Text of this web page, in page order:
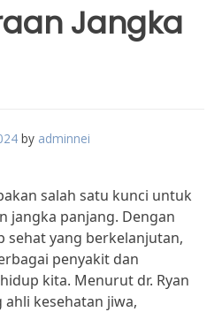
Jangka
by adminnei
salah satu kunci untuk
jangka panjang. Dengan
sehat yang berkelanjutan,
penyakit dan
kita. Menurut dr. Ryan
ahli kesehatan jiwa,